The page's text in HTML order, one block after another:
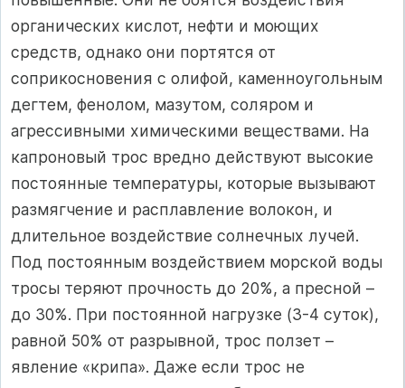
органических кислот, нефти и моющих
средств, однако они портятся от
соприкосновения с олифой, каменноугольным
дегтем, фенолом, мазутом, соляром и
агрессивными химическими веществами. На
капроновый трос вредно действуют высокие
постоянные температуры, которые вызывают
размягчение и расплавление волокон, и
длительное воздействие солнечных лучей.
Под постоянным воздействием морской воды
тросы теряют прочность до 20%, а пресной –
до 30%. При постоянной нагрузке (3-4 суток),
равной 50% от разрывной, трос ползет –
явление «крипа». Даже если трос не